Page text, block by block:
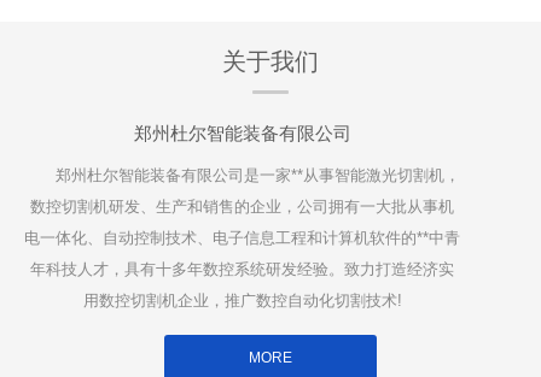
关于我们
郑州杜尔智能装备有限公司
郑州杜尔智能装备有限公司是一家**从事智能激光切割机，
数控切割机研发、生产和销售的企业，公司拥有一大批从事机
电一体化、自动控制技术、电子信息工程和计算机软件的**中青
年科技人才，具有十多年数控系统研发经验。致力打造经济实
用数控切割机企业，推广数控自动化切割技术!
MORE